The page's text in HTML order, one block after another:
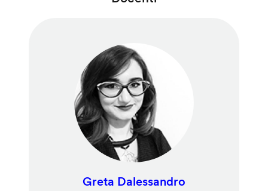
Greta Dalessandro